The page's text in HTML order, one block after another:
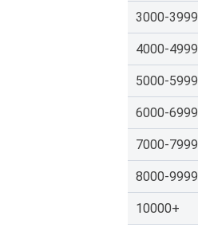
3000-3999
4000-4999
5000-5999
6000-6999
7000-7999
8000-9999
10000+